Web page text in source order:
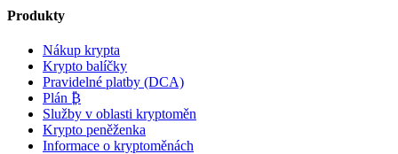
Produkty
Nákup krypta
Krypto balíčky
Pravidelné platby (DCA)
Plán ₿
Služby v oblasti kryptoměn
Krypto peněženka
Informace o kryptoměnách